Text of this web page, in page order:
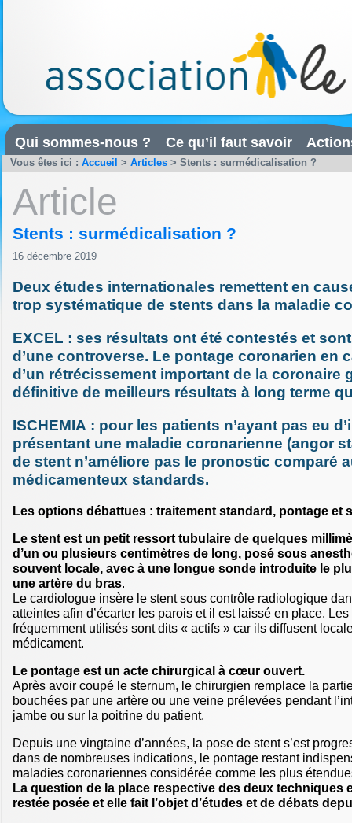
Qui sommes-nous ? Ce qu’il faut savoir
Vous êtes ici : Accueil > Articles > Stents : surmédicalisation ?
Article
Stents : surmédicalisation ?
16 décembre 2019
Deux études internationales remettent en
trop systématique de stents dans la maladie
EXCEL : ses résultats ont été contestés et
d’une controverse. Le pontage coronarien en
d’un rétrécissement important de la coronaire
définitive de meilleurs résultats à long terme
ISCHEMIA : pour les patients n’ayant pas eu
présentant une maladie coronarienne (angor
de stent n’améliore pas le pronostic comparé
médicamenteux standards.
Les options débattues : traitement standard, pontage et
Le stent est un petit ressort tubulaire de quelques
d’un ou plusieurs centimètres de long, posé sous
souvent locale, avec à une longue sonde introduite le
une artère du bras.
Le cardiologue insère le stent sous contrôle radiologique
atteintes afin d’écarter les parois et il est laissé en place.
fréquemment utilisés sont dits « actifs » car ils diffusent
médicament.
Le pontage est un acte chirurgical à cœur ouvert.
Après avoir coupé le sternum, le chirurgien remplace la
bouchées par une artère ou une veine prélevées pendant
jambe ou sur la poitrine du patient.
Depuis une vingtaine d’années, la pose de stent s’est
dans de nombreuses indications, le pontage restant
maladies coronariennes considérée comme les plus
La question de la place respective des deux techniques
restée posée et elle fait l’objet d’études et de débats